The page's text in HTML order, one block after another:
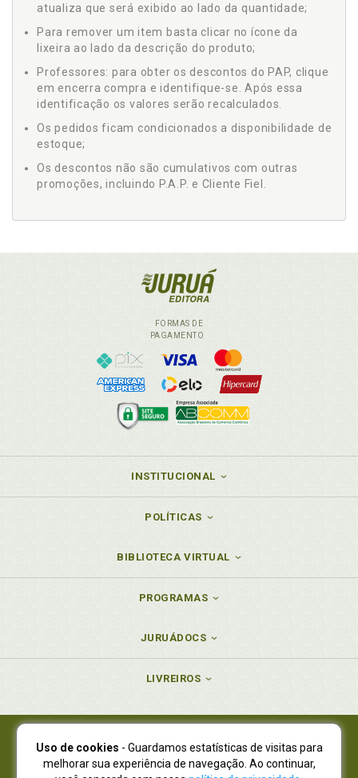
atualiza que será exibido ao lado da quantidade;
Para remover um item basta clicar no ícone da
lixeira ao lado da descrição do produto;
Professores: para obter os descontos do PAP, clique
em encerra compra e identifique-se. Após essa
identificação os valores serão recalculados.
Os pedidos ficam condicionados a disponibilidade de
estoque;
Os descontos não são cumulativos com outras
promoções, incluindo P.A.P. e Cliente Fiel.
FORMAS DE
PAGAMENTO
INSTITUCIONAL
POLÍTICAS
BIBLIOTECA VIRTUAL
PROGRAMAS
JURUÁDOCS
LIVREIROS
Juruá Editora Ltda., CNPJ 77.535.508/0001-19
Juruá Informática Ltda., CNPJ 01.701.561/0001-80
Uso de cookies - Guardamos estatísticas de visitas para
melhorar sua experiência de navegação. Ao continuar,